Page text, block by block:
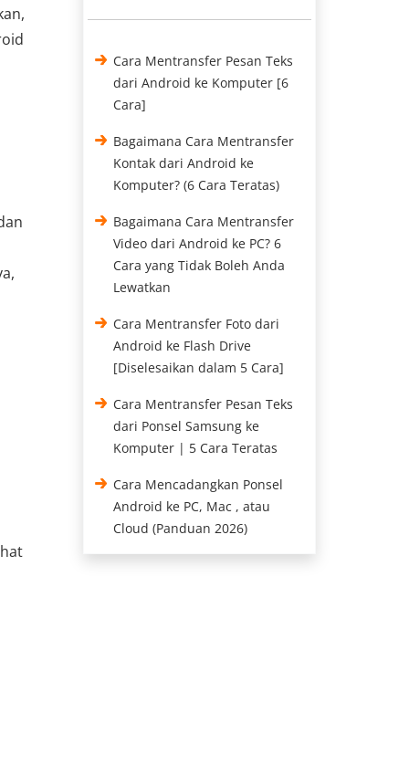
Cara Mentransfer Pesan Teks
dari Android ke Komputer [6
Cara]
Bagaimana Cara Mentransfer
Kontak dari Android ke
Komputer? (6 Cara Teratas)
Bagaimana Cara Mentransfer
Video dari Android ke PC? 6
Cara yang Tidak Boleh Anda
Lewatkan
Cara Mentransfer Foto dari
Android ke Flash Drive
[Diselesaikan dalam 5 Cara]
Cara Mentransfer Pesan Teks
dari Ponsel Samsung ke
Komputer | 5 Cara Teratas
Cara Mencadangkan Ponsel
Android ke PC, Mac , atau
Cloud (Panduan 2026)